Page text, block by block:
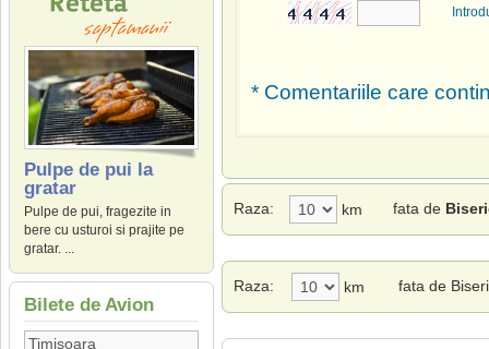
Pulpe de pui la
gratar
Pulpe de pui, fragezite in
bere cu usturoi si prajite pe
gratar. ...
Bilete de Avion
* Comentariile care
Raza: km fata de
Raza: km fata de